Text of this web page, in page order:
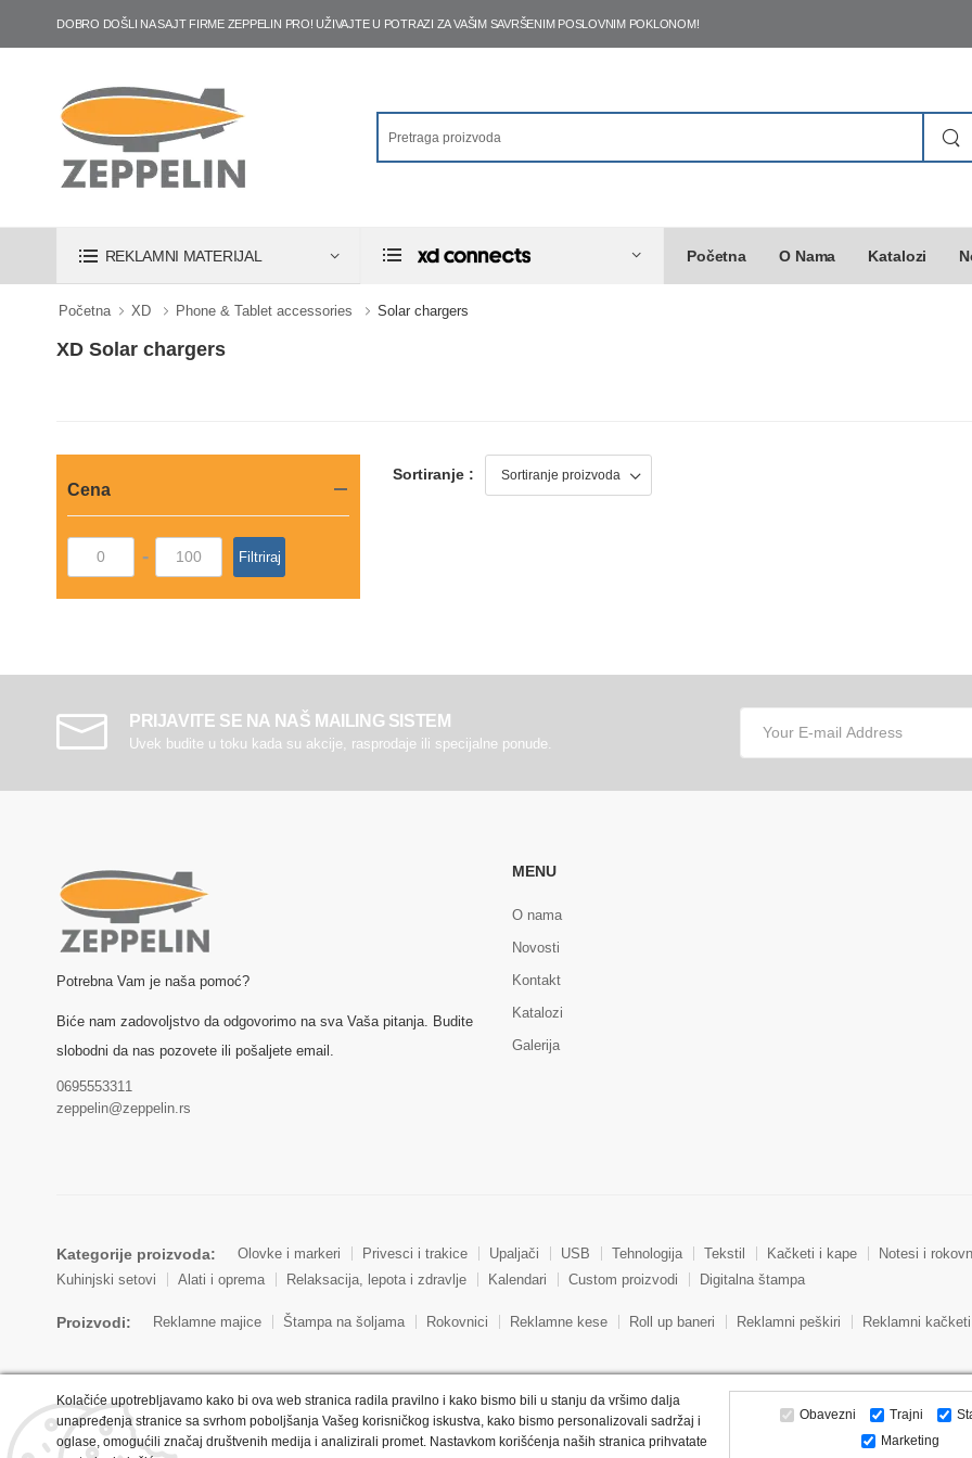
DOBRO DOŠLI NA SAJT FIRME ZEPPELIN PRO! UŽIVAJTE U POTRAZI ZA VAŠIM SAVRŠENIM POSLOVNIM POKLONOM!
REKLAMNI MATERIJAL Početna O Nama Katalozi
Početna XD Phone & Tablet accessories Solar chargers
XD Solar chargers
Cena
- Filtriraj
Sortiranje :
PRIJAVITE SE NA NAŠ MAILING SISTEM
Uvek budite u toku kada su akcije, rasprodaje ili specijalne ponude.
Potrebna Vam je naša pomoć?
Biće nam zadovoljstvo da odgovorimo na sva Vaša pitanja. Budite
slobodni da nas pozovete ili pošaljete email.
0695553311
zeppelin@zeppelin.rs
MENU
O nama
Novosti
Kontakt
Katalozi
Galerija
Kategorije proizvoda: Olovke i markeri Privesci i trakice Upaljači USB Tehnologija Tekstil Kačketi i kape Notesi i
Kuhinjski setovi
Alati i oprema Relaksacija, lepota i zdravlje Kalendari Custom proizvodi Digitalna štampa
Proizvodi: Reklamne majice Štampa na šoljama Rokovnici Reklamne kese Roll up baneri Reklamni peškiri Reklamni kačketi
Copyright © 2022 Zeppelin. All Rights Reserved.
Kolačiće upotrebljavamo kako bi ova web stranica radila pravilno i kako bismo bili u stanju da vršimo dalja
unapređenja stranice sa svrhom poboljšanja Vašeg korisničkog iskustva, kako bismo personalizovali sadržaj i
oglase, omogućili značaj društvenih medija i analizirali promet. Nastavkom korišćenja naših stranica prihvatate
Obavezni Trajni
Marketing